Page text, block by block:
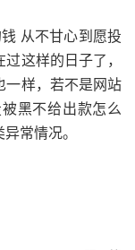
从不甘心到愿投
这样的日子了，
一样，若不是网站
黑不给出款怎么
常情况。